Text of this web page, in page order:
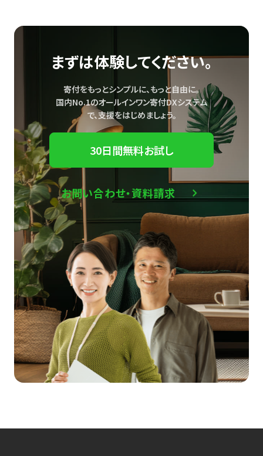
まずは体験してください。
寄付をもっとシンプルに、もっと自由に。
国内No.1のオールインワン寄付DXシステム
で、支援をはじめましょう。
30日間無料お試し
お問い合わせ・資料請求